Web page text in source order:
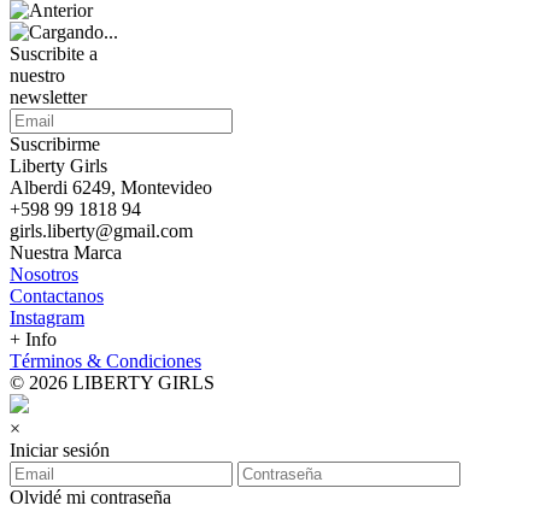
Suscribite a
nuestro
newsletter
Suscribirme
Liberty Girls
Alberdi 6249, Montevideo
+598 99 1818 94
girls.liberty@gmail.com
Nuestra Marca
Nosotros
Contactanos
Instagram
+ Info
Términos & Condiciones
© 2026 LIBERTY GIRLS
×
Iniciar sesión
Olvidé mi contraseña